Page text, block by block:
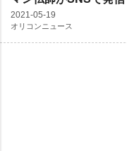
2021-05-19
オリコンニュース